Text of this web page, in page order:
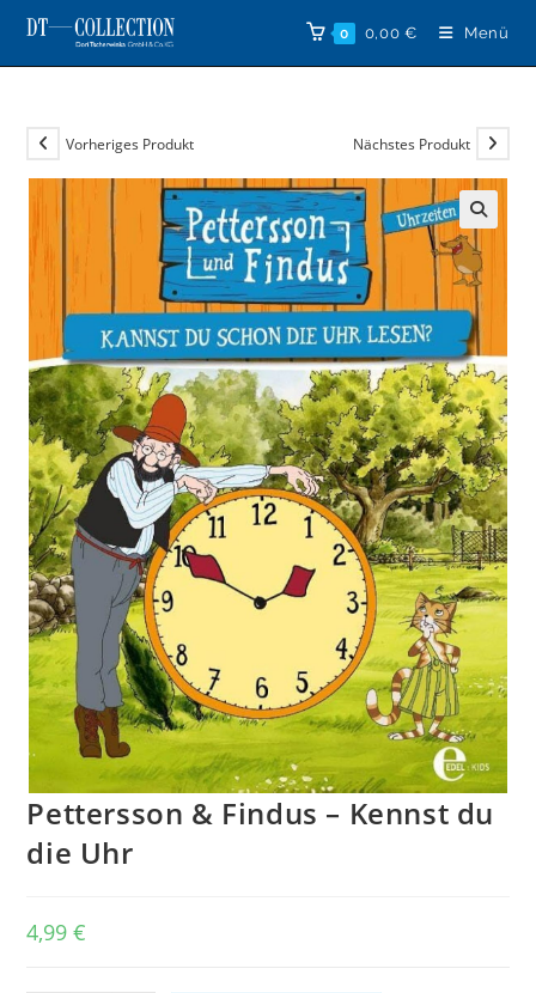
Zum
Inhalt
springen
0 0,00 € Menü
Vorheriges Produkt Nächstes Produkt
🔍
Pettersson & Findus – Kennst du
die Uhr
4,99€